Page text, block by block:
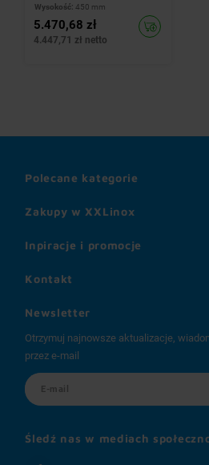
Wysokość: 450 mm
5.470,68 zł
4.447,71 zł netto
Zakupy w XXLinox
Inpiracje i promocje
Polecane kategorie
Kontakt
Newsletter
Otrzymuj najnowsze aktualizacje,
przez e-mail
Śledź nas w mediach